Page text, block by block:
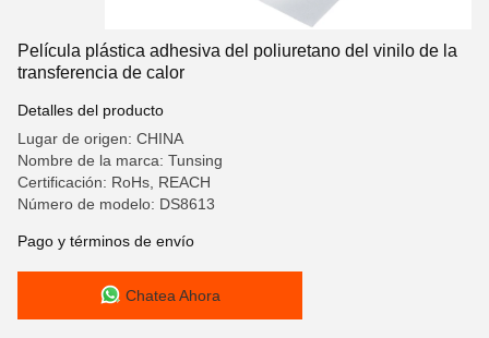
Película plástica adhesiva del poliuretano del vinilo de la
transferencia de calor
Detalles del producto
Lugar de origen: CHINA
Nombre de la marca: Tunsing
Certificación: RoHs, REACH
Número de modelo: DS8613
Pago y términos de envío
Chatea Ahora